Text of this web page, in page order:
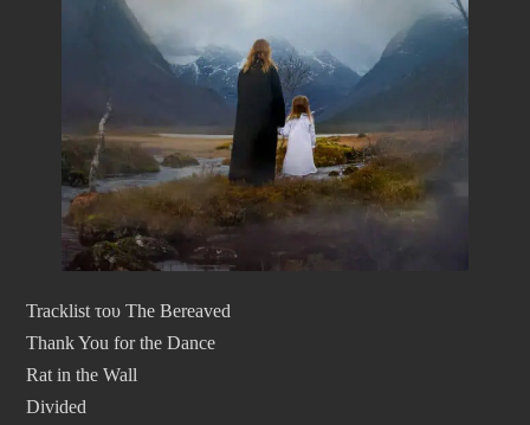
Tracklist του The Bereaved
Thank You for the Dance
Rat in the Wall
Divided